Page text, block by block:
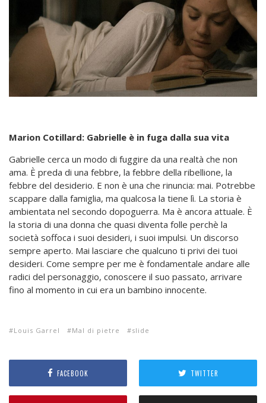
Marion Cotillard: Gabrielle è in fuga dalla sua vita
Gabrielle cerca un modo di fuggire da una realtà che non
ama. È preda di una febbre, la febbre della ribellione, la
febbre del desiderio. E non è una che rinuncia: mai. Potrebbe
scappare dalla famiglia, ma qualcosa la tiene lì. La storia è
ambientata nel secondo dopoguerra. Ma è ancora attuale. È
la storia di una donna che quasi diventa folle perchè la
società soffoca i suoi desideri, i suoi impulsi. Un discorso
sempre aperto. Mai lasciare che qualcuno ti privi dei tuoi
desideri. Come sempre per me è fondamentale andare alle
radici del personaggio, conoscere il suo passato, arrivare
fino al momento in cui era un bambino innocente.
Louis Garrel Mal di pietre slide
FACEBOOK TWITTER